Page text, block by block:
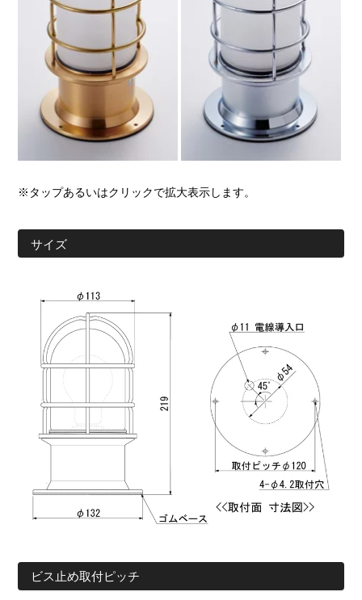
※タップあるいはクリックで拡大表示します。
サイズ
ビス止め取付ピッチ